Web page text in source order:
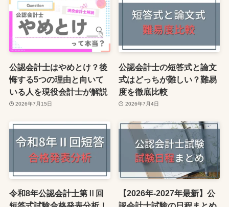
公認会計士はやめとけ？後
悔する5つの理由と向いて
いる人を現役会計士が解説
2026年7月15日
公認会計士の短答式と論文
式はどっちが難しい？難易
度を徹底比較
2026年7月4日
令和8年公認会計士第Ⅱ回
【2026年-2027年最新】公